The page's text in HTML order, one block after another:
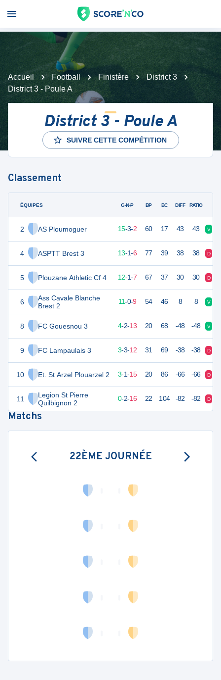
Accueil Football Finistère
District 3
District 3 - Poule A
District 3 - Poule A
SUIVRE CETTE COMPÉTITION
Classement
ÉQUIPES
2 AS Ploumoguer
4 ASPTT Brest 3
5 Plouzane Athletic Cf 4
6
Ass Cavale Blanche
Brest 2
8 FC Gouesnou 3
9 FC Lampaulais 3
10 Et. St Arzel Plouarzel 2
11
Legion St Pierre
Quilbignon 2
G-N-P BP BC DIFF RATIO
48 15-3-2 60 17 43 43 V
13-1-6 77 39 38 38 D
37 20 12-1-7 67 37 30 30 D
33 11-0-9 54 46 8 8 V
13 4-2-13 20 68 -48 -48 V
10 3-3-12 31 69 -38 -38 D
9 20 3-1-15 20 86 -66 -66 D
0-2-16 22 104 -82 -82 D
Matchs
22ÈME JOURNÉE